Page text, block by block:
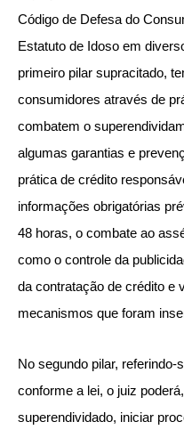
Código de Defesa do
Estatuto de Idoso em
primeiro pilar supracitado,
consumidores através de
combatem o
algumas garantias e
prática de crédito
informações obrigatórias
48 horas, o combate ao
como o controle da
da contratação de crédito e
mecanismos que foram
No segundo pilar,
conforme a lei, o juiz
superendividado, iniciar